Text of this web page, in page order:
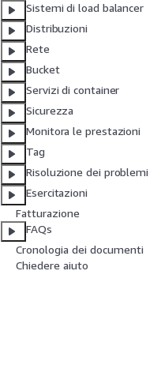
Sistemi di load balancer
Distribuzioni
Rete
Bucket
Servizi di container
Sicurezza
Monitora le prestazioni
Tag
Risoluzione dei problemi
Esercitazioni
Fatturazione
FAQs
Cronologia dei documenti
Chiedere aiuto